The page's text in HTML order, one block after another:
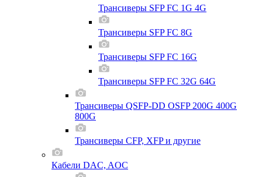
Трансиверы SFP FC 1G 4G
Трансиверы SFP FC 8G
Трансиверы SFP FC 16G
Трансиверы SFP FC 32G 64G
Трансиверы QSFP-DD OSFP 200G 400G
800G
Трансиверы CFP, XFP и другие
Кабели DAC, AOC